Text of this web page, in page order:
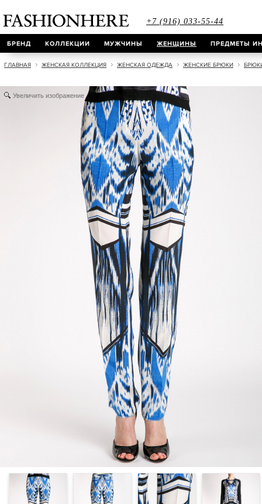
+7 (916) 033-55-44
БРЕНД КОЛЛЕКЦИИ МУЖЧИНЫ ЖЕНЩИНЫ ПРЕДМЕТЫ
ГЛАВНАЯ ЖЕНСКАЯ КОЛЛЕКЦИЯ ЖЕНСКАЯ ОДЕЖДА ЖЕНСКИЕ БРЮКИ БРЮКИ
Увеличить изображение